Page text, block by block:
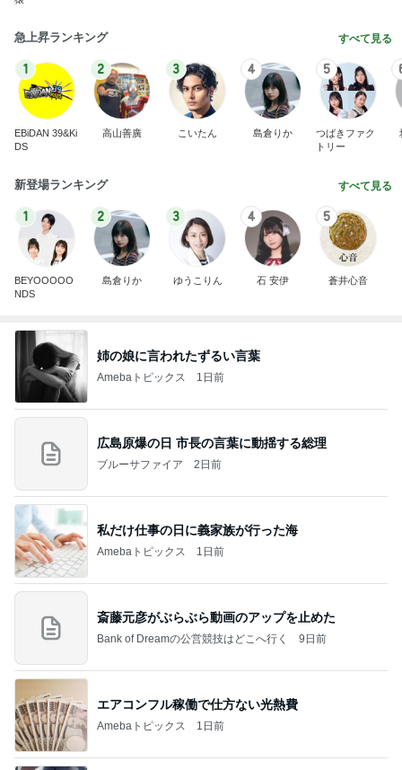
急上昇ランキング すべて見る
1
EBiDAN 39&Ki
DS
2
高山善廣
3
こいたん
4
島倉りか
5
つばきファク
トリー
新登場ランキング すべて見る
1
BEYOOOOO
NDS
2
島倉りか
3
ゆうこりん
4
石 安伊
5
蒼井心音
姉の娘に言われたずるい言葉
Amebaトピックス 1日前
広島原爆の日 市長の言葉に動揺する総理
ブルーサファイア 2日前
私だけ仕事の日に義家族が行った海
Amebaトピックス 1日前
斎藤元彦がぶらぶら動画のアップを止めた
Bank of Dreamの公営競技はどこへ行く 9日前
エアコンフル稼働で仕方ない光熱費
Amebaトピックス 1日前